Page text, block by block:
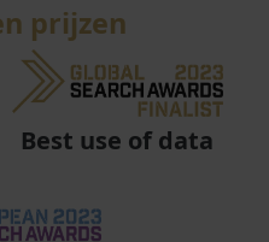
prijzen
Best use of data